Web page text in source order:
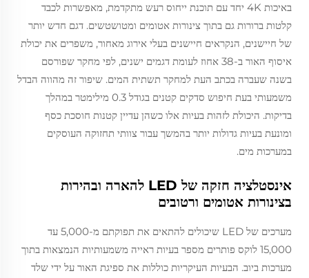
באיכות 4K יחד עם תוכנת ייחוס רעש מתקדמת, מאפשרות לכבד
קלטות ברורות גם בתוך צינורות אטומים ומטושטשים. דגם חדש יותר
של חיישנים, הנקראים חיישנים בעלי אירוג מאחור, משפרים את יכולת
איסוף האור ב-38 אחוז לעומת דגמים ישנים, לפי מחקר שפורסם
בשנה שעברה בכתב העת למחקר תשתית המים. שיפור זה מהווה הבדל
משמעותי בעת חיפוש סדקים קטנים בגודל 0.3 מילימטר במהלך
בדיקות. היכולת לזהות בעיות אלו כשהן עדיין קטנות חוסכת כסף
ומונעת בעיות גדולות יותר בהמשך עבור צוותי תחזוקה העוסקים
במערכות מים.
אינסטלציה חזקה של LED להארה ובהירות
בצינורות אטומים ורטובים
מערכים של LED שיכולים להתאים את תפוקתם מ-5,000 עד
15,000 לוקס פותרים מספר בעיות ראייה משמעותיות הנמצאות בתוך
מערכות ביוב. הבעיות העיקריות כוללות את ספיגת האור על ידי שלד